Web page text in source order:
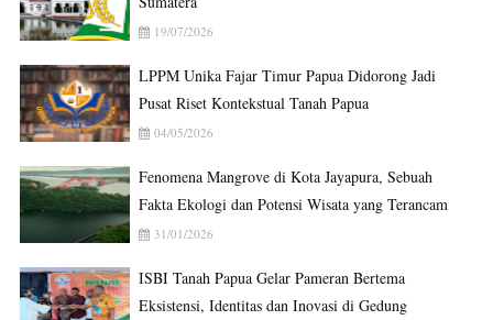
19/07/2026
LPPM Unika Fajar Timur Papua Didorong Jadi
Pusat Riset Kontekstual Tanah Papua
04/05/2026
Fenomena Mangrove di Kota Jayapura, Sebuah
Fakta Ekologi dan Potensi Wisata yang Terancam
31/01/2026
ISBI Tanah Papua Gelar Pameran Bertema
Eksistensi, Identitas dan Inovasi di Gedung